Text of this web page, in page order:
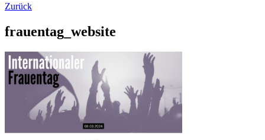
Zurück
frauentag_website